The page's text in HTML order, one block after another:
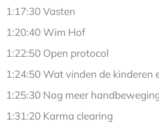
1:17:30 Vasten
1:20:40 Wim Hof
1:22:50 Open protocol
1:24:50 Wat vinden de kinderen
1:25:30 Nog meer
1:31:20 Karma clearing